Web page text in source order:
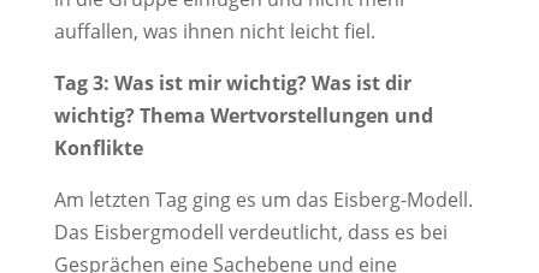
auffallen, was ihnen nicht leicht fiel.
Tag 3: Was ist mir wichtig? Was ist dir
wichtig? Thema Wertvorstellungen und
Konflikte
Am letzten Tag ging es um das Eisberg-Modell.
Das Eisbergmodell verdeutlicht, dass es bei
Gesprächen eine Sachebene und eine